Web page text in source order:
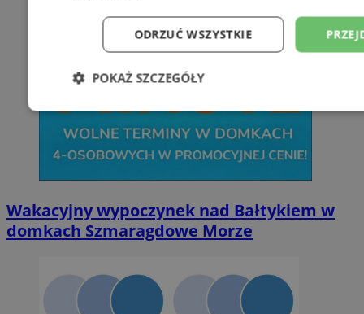
Wakacyjny wypoczynek nad Bałtykiem w
domkach Szmaragdowe Morze
ODRZUĆ WSZYSTKIE
POKAŻ SZCZEGÓŁY
Niezbędne Wydajność
Niesklasyfikowane
Niezbędne Wydajność Targetowanie